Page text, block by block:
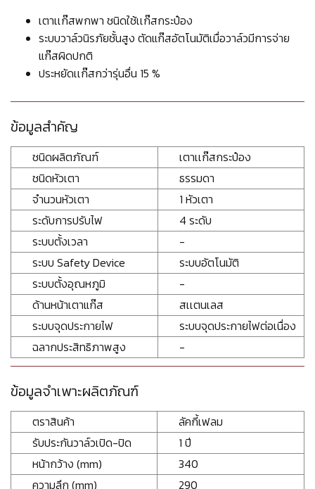
เตาเเก๊สพกพา ชนิดใช้เเก๊สกระป๋อง
ระบบวาล์วนิรภัยชั้นสูง ตัดแก๊สอัตโนมัติเมื่อวาล์วมีการจ่าย
แก๊สผิดปกติ
ประหยัดเเก๊สกว่ารุ่นอื่น 15 %
ข้อมูลสำคัญ
ชนิดผลิตภัณฑ์
เตาเเก๊สกระป๋อง
ชนิดหัวเตา
ธรรมดา
จำนวนหัวเตา
1 หัวเตา
ระดับการปรับไฟ
4 ระดับ
ระบบตั้งเวลา
-
ระบบ Safety Device
ระบบอัตโนมัติ
ระบบตั้งอุณหภูมิ
-
ด้านหน้าเตาแก๊ส
สเเตนเลส
ระบบจุดประกายไฟ
ระบบจุดประกายไฟต่อเนื่อง
ฉลากประสิทธิภาพสูง
-
ข้อมูลจำเพาะผลิตภัณฑ์
ตราสินค้า
ลัคกี้เฟลม
รับประกันวาล์วเปิด-ปิด
1 ปี
หน้ากว้าง (mm)
340
ความลึก (mm)
290